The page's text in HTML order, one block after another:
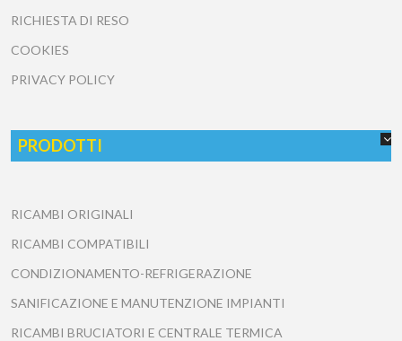
RICHIESTA DI RESO
COOKIES
PRIVACY POLICY
PRODOTTI
RICAMBI ORIGINALI
RICAMBI COMPATIBILI
CONDIZIONAMENTO-REFRIGERAZIONE
SANIFICAZIONE E MANUTENZIONE IMPIANTI
RICAMBI BRUCIATORI E CENTRALE TERMICA